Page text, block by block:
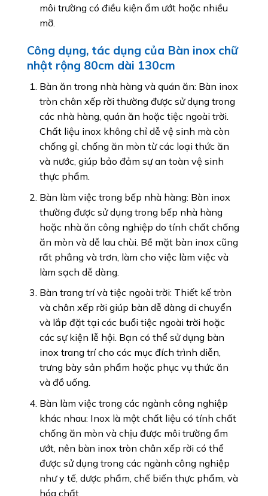
môi trường có điều kiện ẩm ướt hoặc nhiều
mỡ.
Công dụng, tác dụng của Bàn inox chữ
nhật rộng 80cm dài 130cm
Bàn ăn trong nhà hàng và quán ăn: Bàn inox
tròn chân xếp rời thường được sử dụng trong
các nhà hàng, quán ăn hoặc tiệc ngoài trời.
Chất liệu inox không chỉ dễ vệ sinh mà còn
chống gỉ, chống ăn mòn từ các loại thức ăn
và nước, giúp bảo đảm sự an toàn vệ sinh
thực phẩm.
Bàn làm việc trong bếp nhà hàng: Bàn inox
thường được sử dụng trong bếp nhà hàng
hoặc nhà ăn công nghiệp do tính chất chống
ăn mòn và dễ lau chùi. Bề mặt bàn inox cũng
rất phẳng và trơn, làm cho việc làm việc và
làm sạch dễ dàng.
Bàn trang trí và tiệc ngoài trời: Thiết kế tròn
và chân xếp rời giúp bàn dễ dàng di chuyển
và lắp đặt tại các buổi tiệc ngoài trời hoặc
các sự kiện lễ hội. Bạn có thể sử dụng bàn
inox trang trí cho các mục đích trình diễn,
trưng bày sản phẩm hoặc phục vụ thức ăn
và đồ uống.
Bàn làm việc trong các ngành công nghiệp
khác nhau: Inox là một chất liệu có tính chất
chống ăn mòn và chịu được môi trường ẩm
ướt, nên bàn inox tròn chân xếp rời có thể
được sử dụng trong các ngành công nghiệp
như y tế, dược phẩm, chế biến thực phẩm, và
hóa chất.